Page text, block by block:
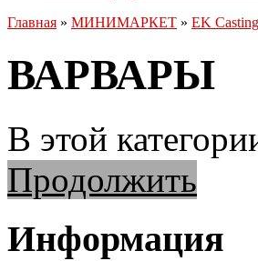
Главная » МИНИМАРКЕТ » EK
ВАРВАРЫ
В этой
Продолжить
Информация